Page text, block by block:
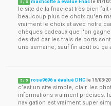
5 / 5 machcotte a évalué Fnac le01/10/
le site de la fnac est très bien fait
beaucoup plus de choix qu'en
vraiment le choix et avec notre
chèques cadeaux que l'on
des dvd car les frais de ports
une semaine, sauf fin août où ça
5 / 5 rose9696 a évalué DHC le15/03/
c’est un site simple, clair. les
informations vraiment précises.
navigation est vraiment super